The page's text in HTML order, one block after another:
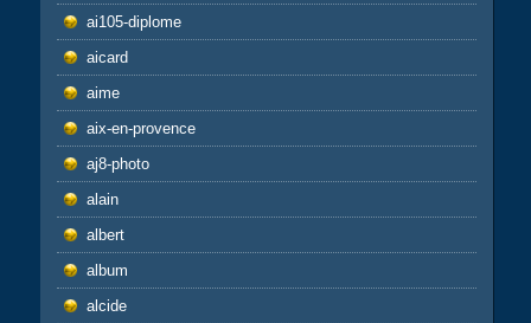
ai105-diplome
aicard
aime
aix-en-provence
aj8-photo
alain
albert
album
alcide